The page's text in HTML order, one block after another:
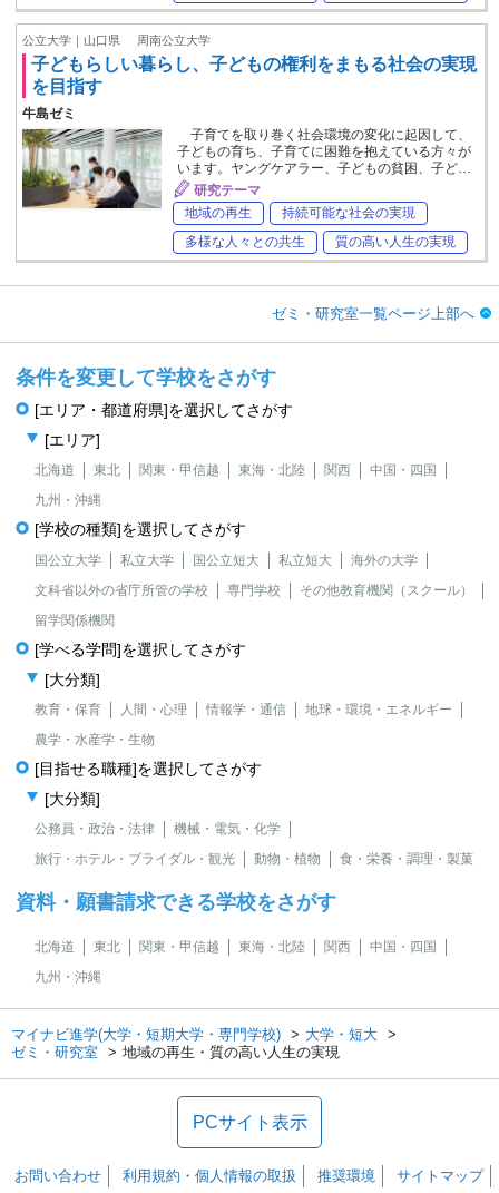
公立大学｜山口県 周南公立大学
子どもらしい暮らし、子どもの権利をまもる社会の実現
を目指す
牛島ゼミ
子育てを取り巻く社会環境の変化に起因して、
子どもの育ち、子育てに困難を抱えている方々が
います。ヤングケアラー、子どもの貧困、子ど…
研究テーマ
地域の再生
持続可能な社会の実現
多様な人々との共生
質の高い人生の実現
ゼミ・研究室一覧ページ上部へ
条件を変更して学校をさがす
[エリア・都道府県]を選択してさがす
[エリア]
北海道 東北 関東・甲信越 東海・北陸 関西
中国・四国
九州・沖縄
[学校の種類]を選択してさがす
国公立大学 私立大学 国公立短大 私立短大
海外の大学
文科省以外の省庁所管の学校
専門学校
その他教育機関（スクール）
留学関係機関
[学べる学問]を選択してさがす
[大分類]
教育・保育 人間・心理 情報学・通信
地球・環境・エネルギー
農学・水産学・生物
[目指せる職種]を選択してさがす
[大分類]
公務員・政治・法律
機械・電気・化学
旅行・ホテル・ブライダル・観光
動物・植物 食・栄養・調理・製菓
資料・願書請求できる学校をさがす
北海道 東北 関東・甲信越 東海・北陸 関西
中国・四国
九州・沖縄
マイナビ進学(大学・短期大学・専門学校)
大学・短大
ゼミ・研究室
地域の再生・質の高い人生の実現
PCサイト表示
お問い合わせ 利用規約・個人情報の取扱 推奨環境 サイトマップ